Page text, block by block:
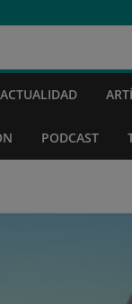
ACTUALIDAD
PODCAST